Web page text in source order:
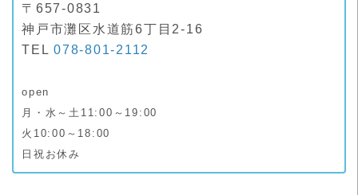
〒657-0831
神戸市灘区水道筋6丁目2-16
TEL078-801-2112
open
月・水～土11:00～19:00
火10:00～18:00
日祝お休み